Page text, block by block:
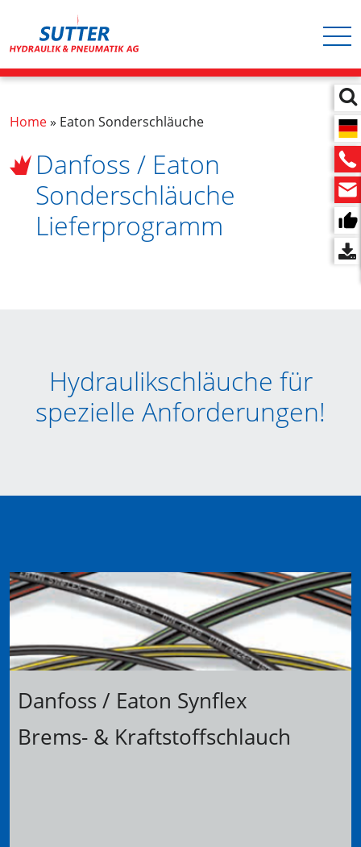
Inhalt
Hauptnavigation
Pfadnavigation
Home Eaton Sonderschläuche
Danfoss / Eaton
Sonderschläuche
Lieferprogramm
Hydraulikschläuche für
spezielle Anforderungen!
Danfoss / Eaton Synflex
Brems- & Kraftstoffschlauch